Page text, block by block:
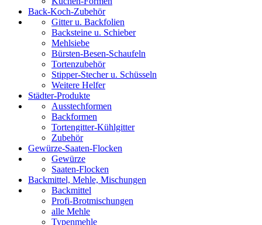
Back-Koch-Zubehör
Gitter u. Backfolien
Backsteine u. Schieber
Mehlsiebe
Bürsten-Besen-Schaufeln
Tortenzubehör
Stipper-Stecher u. Schüsseln
Weitere Helfer
Städter-Produkte
Ausstechformen
Backformen
Tortengitter-Kühlgitter
Zubehör
Gewürze-Saaten-Flocken
Gewürze
Saaten-Flocken
Backmittel, Mehle, Mischungen
Backmittel
Profi-Brotmischungen
alle Mehle
Typenmehle